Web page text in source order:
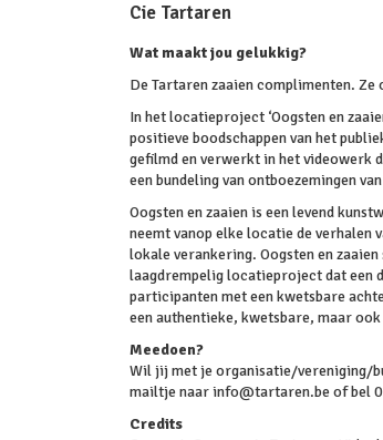
Cie Tartaren
Wat maakt jou gelukkig?
De Tartaren zaaien complimenten. Ze
In het locatieproject ‘Oogsten en
positieve boodschappen van het
gefilmd en verwerkt in het videowerk
een bundeling van ontboezemingen
Oogsten en zaaien is een levend
neemt vanop elke locatie de verhalen
lokale verankering. Oogsten en
laagdrempelig locatieproject dat een
participanten met een kwetsbare
een authentieke, kwetsbare, maar
Meedoen?
Wil jij met je organisatie/vereniging/
mailtje naar info@tartaren.be of bel
Credits